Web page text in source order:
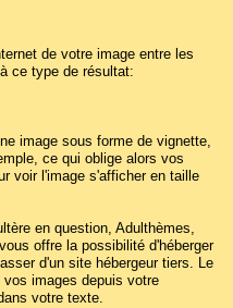
de votre image entre les
ce type de résultat:
image sous forme de vignette,
ce qui oblige alors vos
voir l'image s'afficher en taille
en question, Adulthèmes,
offre la possibilité d'héberger
d'un site hébergeur tiers. Le
images depuis votre
votre texte.